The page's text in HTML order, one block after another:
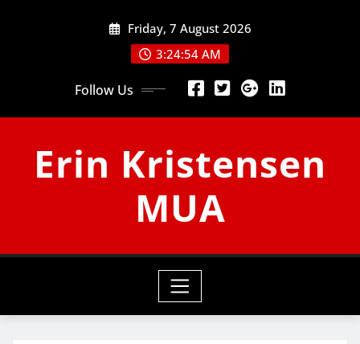
Friday, 7 August 2026
3:24:55 AM
Follow Us
Erin Kristensen
MUA